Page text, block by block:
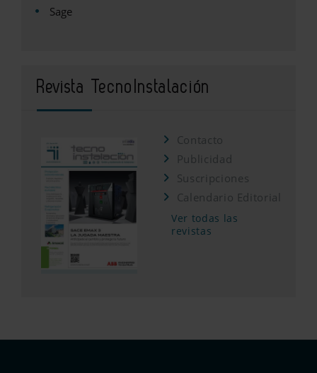
Sage
Revista TecnoInstalación
Contacto
Publicidad
Suscripciones
Calendario Editorial
Ver todas las
revistas